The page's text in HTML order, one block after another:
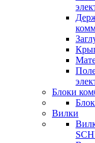
Блоки
Вилки